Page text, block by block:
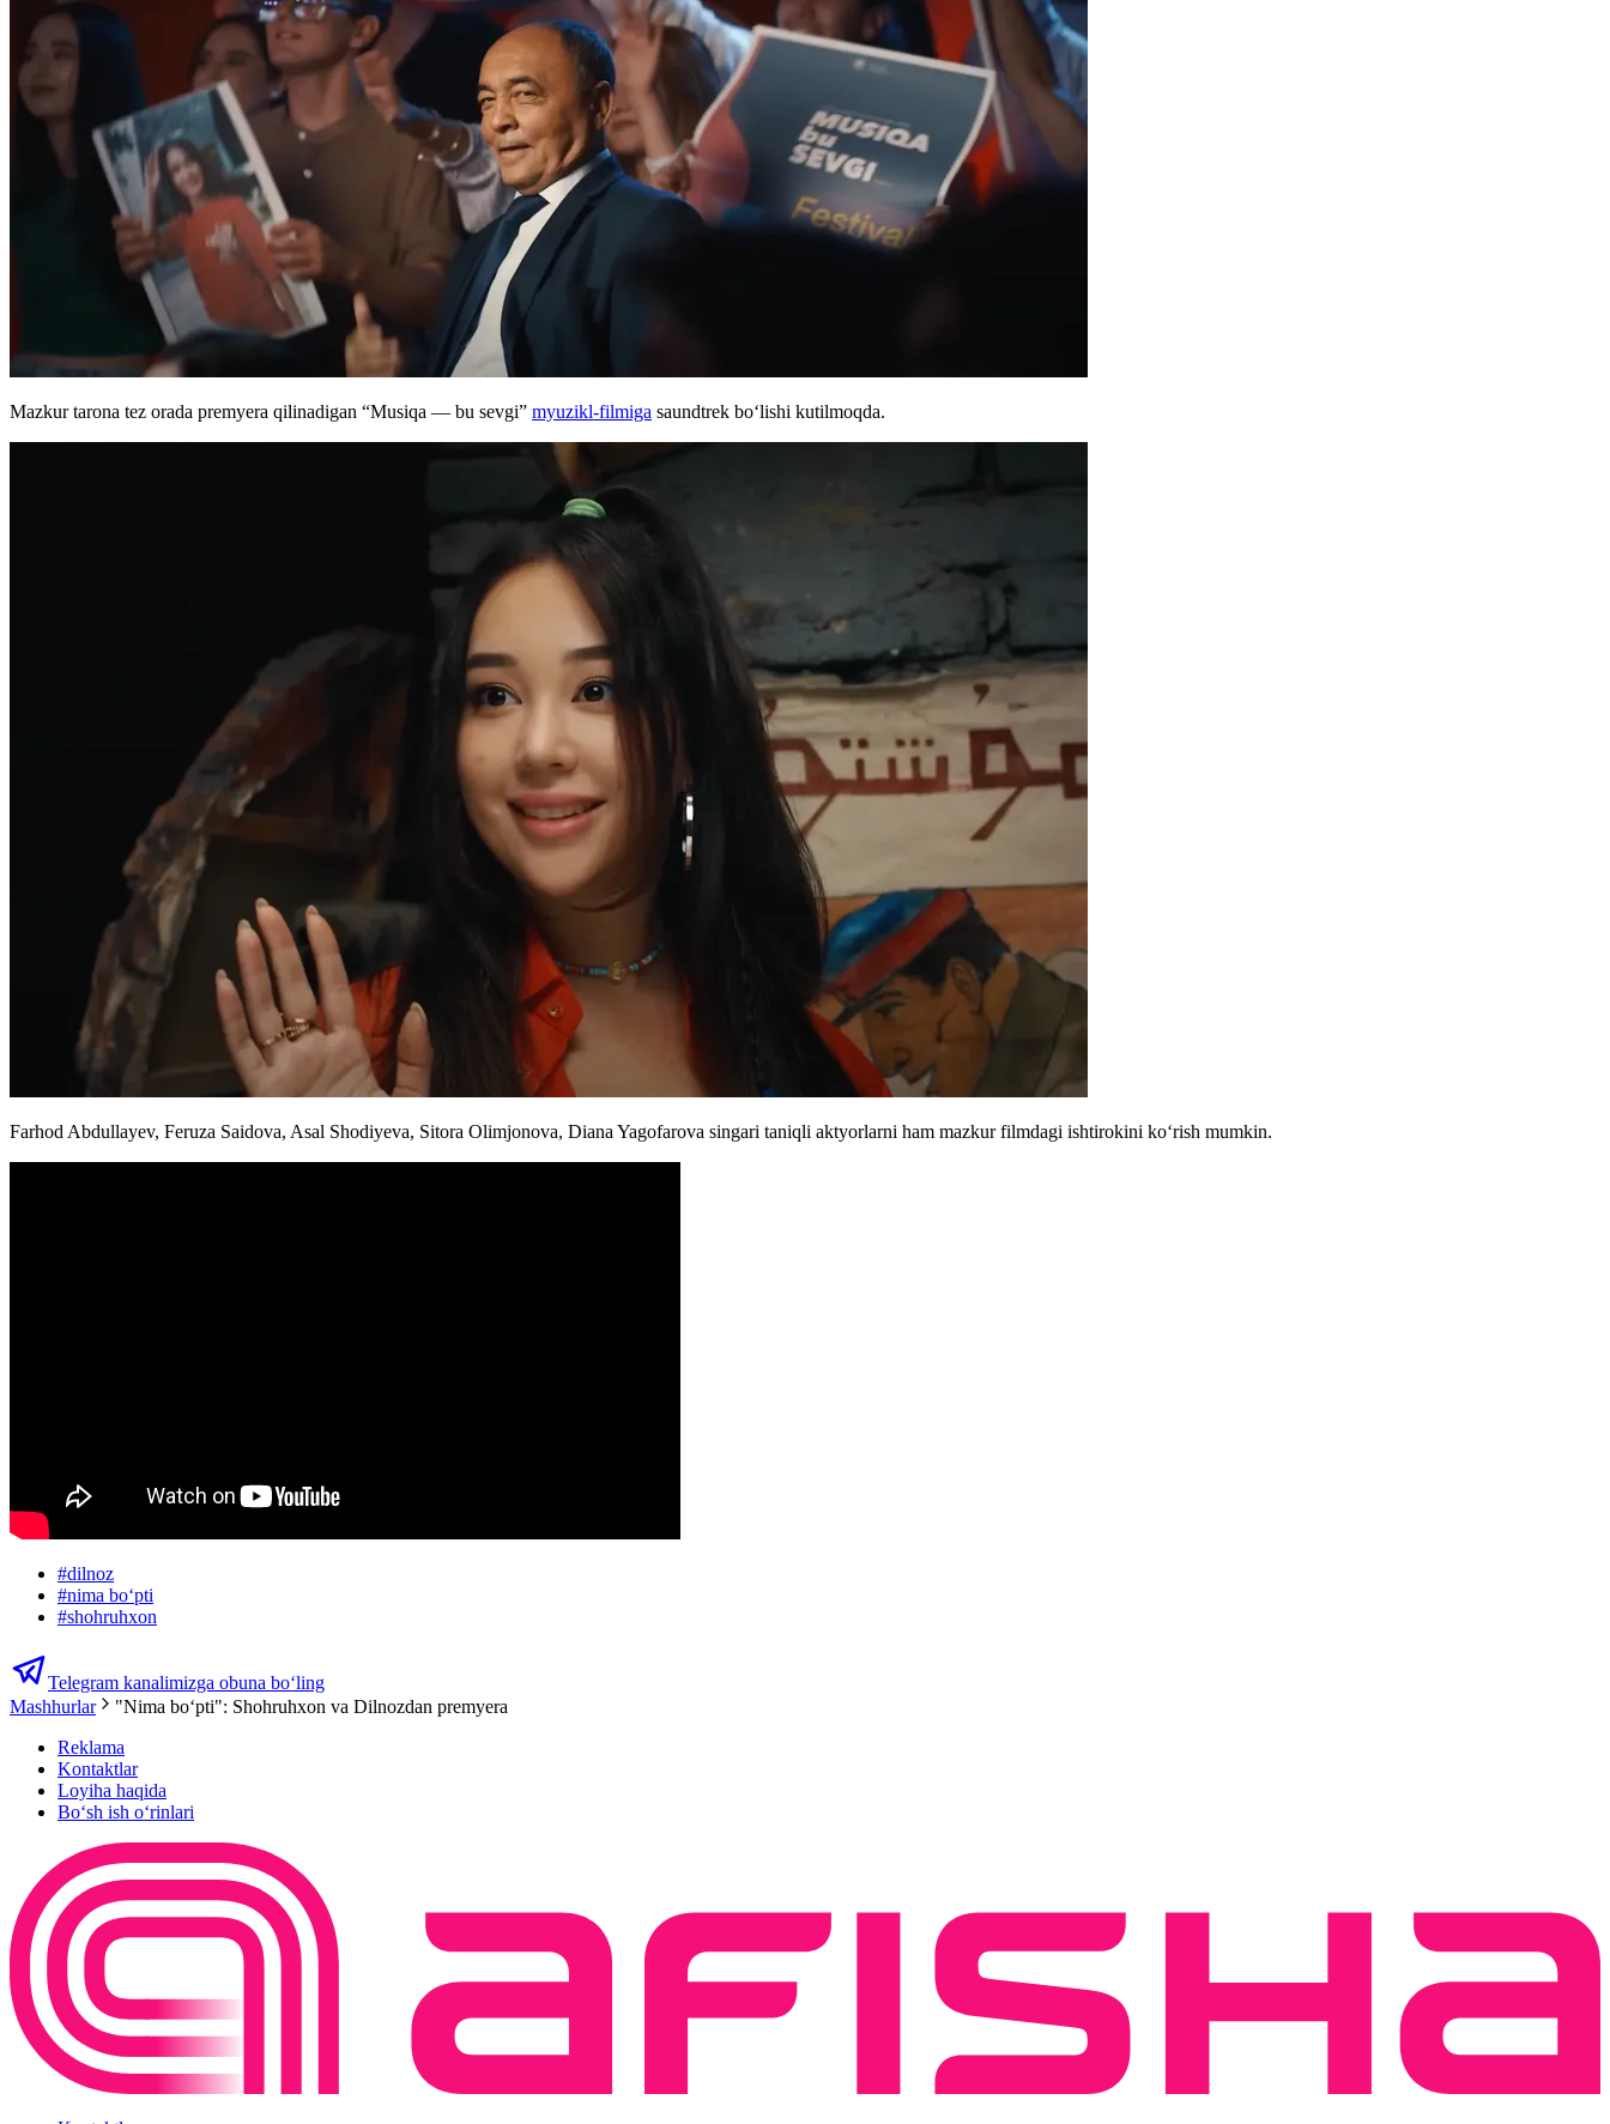
Mazkur tarona tez orada premyera qilinadigan “Musiqa — bu sevgi” myuzikl-filmiga saundtrek boʻlishi kutilmoqda.
Farhod Abdullayev, Feruza Saidova, Asal Shodiyeva, Sitora Olimjonova, Diana Yagofarova singari taniqli aktyorlarni ham mazkur filmdagi ishtirokini koʻrish mumkin.
#dilnoz
#nima boʻpti
#shohruhxon
Telegram kanalimizga obuna bo‘ling
Mashhurlar
"Nima boʻpti": Shohruhxon va Dilnozdan premyera
Reklama
Kontaktlar
Loyiha haqida
Bo‘sh ish o‘rinlari